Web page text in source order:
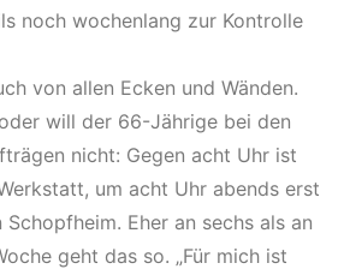
noch wochenlang zur Kontrolle
von allen Ecken und Wänden.
will der 66-Jährige bei den
nicht: Gegen acht Uhr ist
um acht Uhr abends erst
Eher an sechs als an
geht das so. „Für mich ist